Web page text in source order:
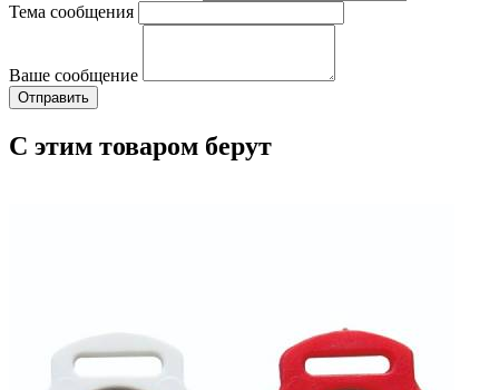
Тема сообщения
Ваше сообщение
С этим товаром берут